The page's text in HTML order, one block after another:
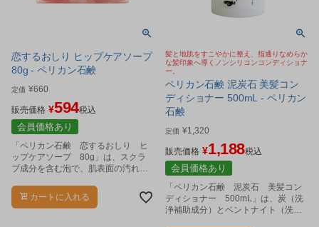
恋するおしり ヒップケアソープ
80g - ペリカン石鹸
定価 ¥660
販売価格 ¥594税込
会員価格あり
「ペリカン石鹸 恋するおしり ヒ
ップケアソープ 80g」は、スクラ
ブ成分を含む泡で、肌表面の汚れを
んです。
カートに入れる
髪と地肌をすこやかに整え、指通りなめらか
な髪印象へ導くノンシリコンコンディショナ
ー。
ペリカン石鹸 泥炭石 美髪コン
ディショナー 500mL - ペリカン
石鹸
定価 ¥1,320
販売価格 ¥1,188税込
会員価格あり
「ペリカン石鹸 泥炭石 美髪コン
ディショナー 500mL」は、炭（洗
浄補助成分）とベントナイト（洗